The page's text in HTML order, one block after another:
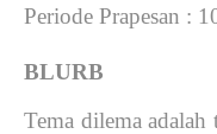
Periode Prapesan :
BLURB
Tema dilema adalah